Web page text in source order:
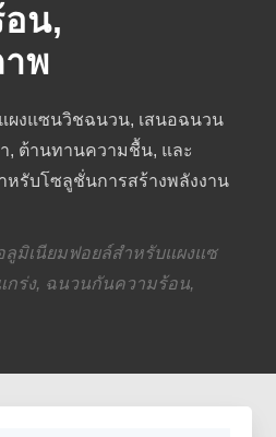
น,
พ
ผงแซนวิชฉนวน, เสนอฉนวน
, ต้านทานความชื้น, และ
หรับโซลูชั่นการสร้างพลังงาน
ลูมิเนียมฟอยล์สำหรับแผงแซ
ร่ง, ฉนวนกันความร้อน,